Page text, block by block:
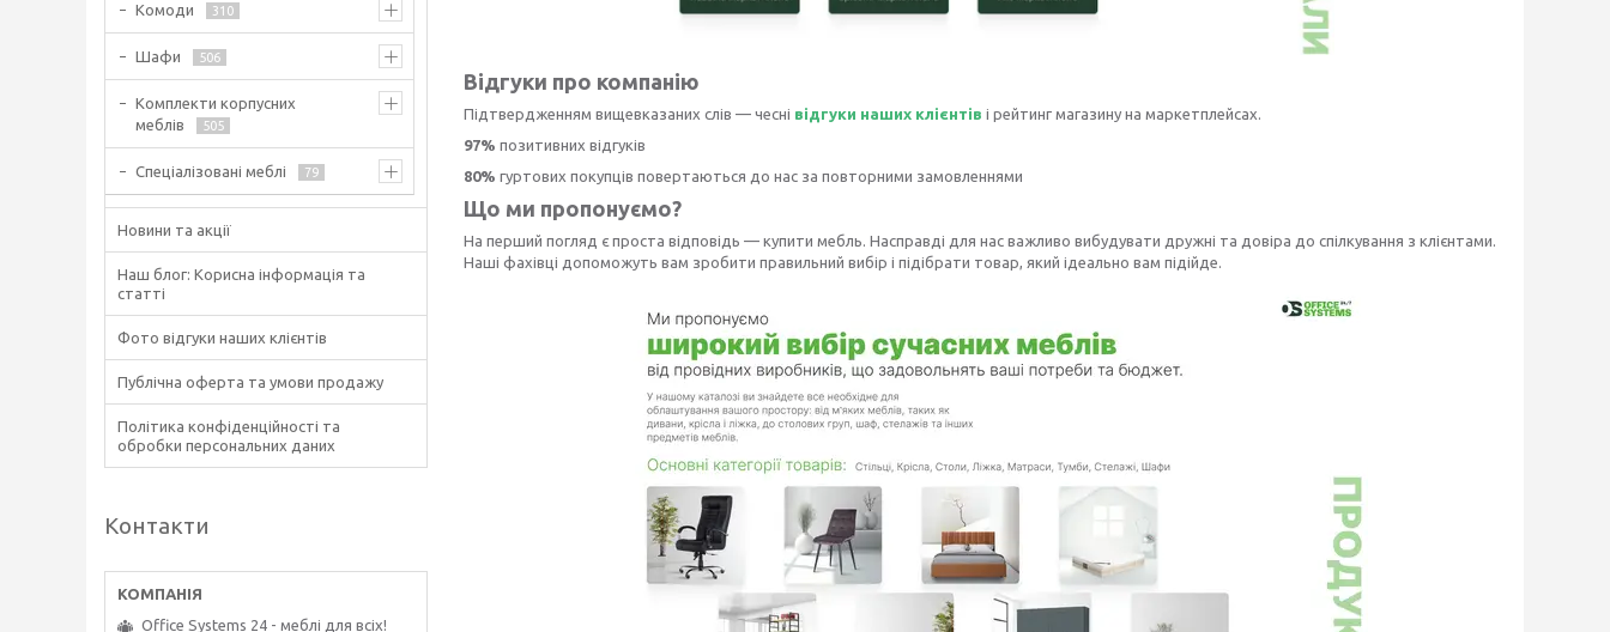
Відгуки про компанію
Підтвердженням вищевказаних слів — чесні відгуки наших клієнтів і рейтинг магазину на маркетплейсах.
97% позитивних відгуків
80% гуртових покупців повертаються до нас за повторними замовленнями
Що ми пропонуємо?
На перший погляд є проста відповідь — купити мебль. Насправді для нас важливо вибудувати дружні та довіра до спілкування з клієнтами.
Наші фахівці допоможуть вам зробити правильний вибір і підібрати товар, який ідеально вам підійде.
Комоди 310
Шафи 506
Комплекти корпусних
меблів
505
Спеціалізовані меблі 79
Новини та акції
Наш блог: Корисна інформація та
статті
Фото відгуки наших клієнтів
Публічна оферта та умови продажу
Політика конфіденційності та
обробки персональних даних
Контакти
Office Systems 24 - меблі для всіх!